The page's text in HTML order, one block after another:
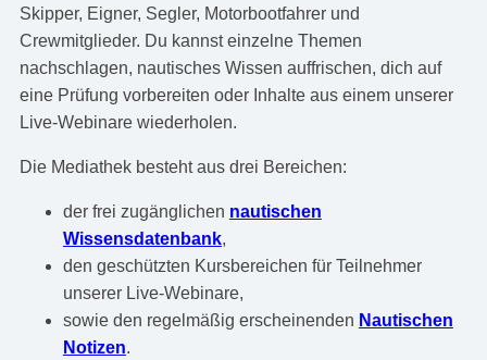
Skipper, Eigner, Segler, Motorbootfahrer und
Crewmitglieder. Du kannst einzelne Themen
nachschlagen, nautisches Wissen auffrischen, dich auf
eine Prüfung vorbereiten oder Inhalte aus einem unserer
Live-Webinare wiederholen.
Die Mediathek besteht aus drei Bereichen:
der frei zugänglichen nautischen
Wissensdatenbank,
den geschützten Kursbereichen für Teilnehmer
unserer Live-Webinare,
sowie den regelmäßig erscheinenden Nautischen
Notizen.